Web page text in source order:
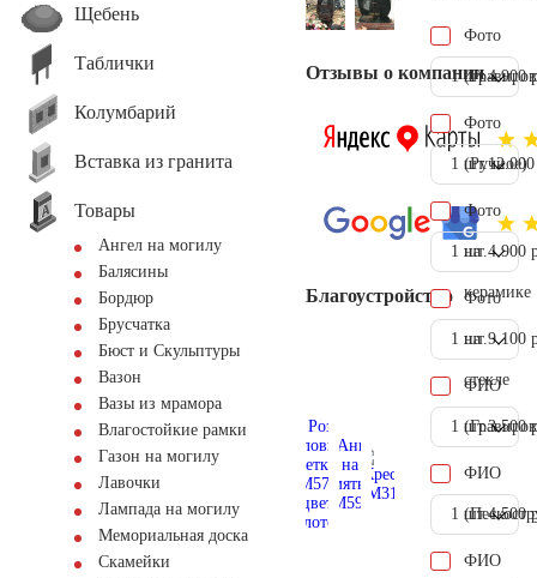
Щебень
Таблички
Колумбарий
Вставка из гранита
Товары
Ангел на могилу
Балясины
Бордюр
Брусчатка
Бюст и Скульптуры
Вазон
Вазы из мрамора
Влагостойкие рамки
Газон на могилу
Лавочки
Лампада на могилу
Мемориальная доска
Скамейки
Отзывы о компании
Благоустройство
Фото
1 шт.4.900
Фото
(Ручное)
1 шт.
Фото
на
керамике
1 шт. 4.900
Фото
на
стекле
1 шт. 9.100
ФИО
1 шт.3.500
ФИО
1 шт.4.500
ФИО